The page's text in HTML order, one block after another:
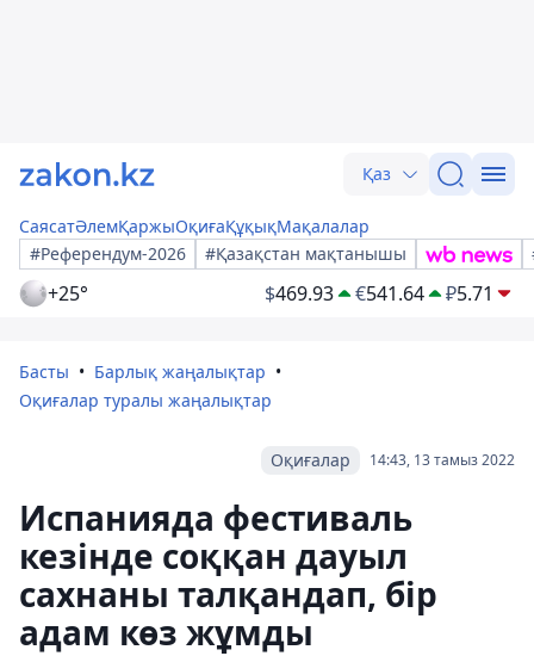
Қаз
СаясатӘлемҚаржыОқиғаҚұқықМақалалар
#Референдум-2026
#Қазақстан мақтанышы
+25° $469.93 €541.64 ₽5.71
Басты
Барлық жаңалықтар
Оқиғалар туралы жаңалықтар
14:43, 13 тамыз 2022
Оқиғалар
Испанияда фестиваль
кезінде соққан дауыл
сахнаны талқандап, бір
адам көз жұмды